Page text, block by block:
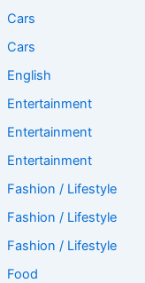
Cars
Cars
English
Entertainment
Entertainment
Entertainment
Fashion / Lifestyle
Fashion / Lifestyle
Fashion / Lifestyle
Food